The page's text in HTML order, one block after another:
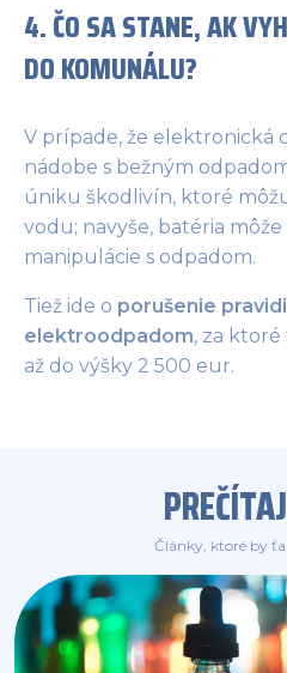
4. ČO SA STANE, AK
DO KOMUNÁLU?
V prípade, že elektronická
nádobe s bežným
úniku škodlivín, ktoré
vodu; navyše, batéria
manipulácie s odpadom.
Tiež ide o porušenie
elektroodpadom, za
až do výšky 2 500 eur.
Články, ktoré by